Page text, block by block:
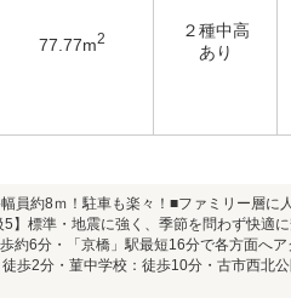
77.77m2
２種中高
あり
員約8ｍ！駐車も楽々！■ファミリー層に
】標準・地震に強く、季節を問わず快適
約6分・「京橋」駅最短16分で各方面へア
歩2分・菫中学校：徒歩10分・古市西北